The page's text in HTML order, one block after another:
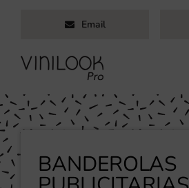
contenido
Email
Inicio
Servicios
Productos
TrabajosBANDEROLAS